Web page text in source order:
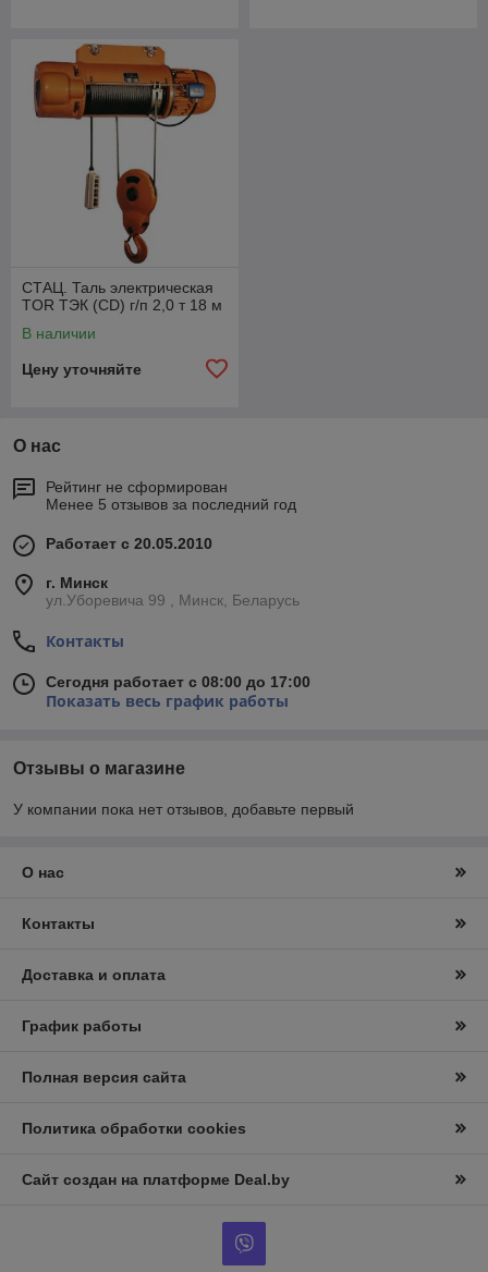
СТАЦ. Таль электрическая
TOR ТЭК (CD) г/п 2,0 т 18 м
В наличии
Цену уточняйте
О нас
Рейтинг не сформирован
Менее 5 отзывов за последний год
Работает с 20.05.2010
г. Минск
ул.Уборевича 99 , Минск, Беларусь
Контакты
Сегодня работает с 08:00 до 17:00
Показать весь график работы
Отзывы о магазине
У компании пока нет отзывов, добавьте первый
О нас
Контакты
Доставка и оплата
График работы
Полная версия сайта
Политика обработки cookies
Сайт создан на платформе Deal.by